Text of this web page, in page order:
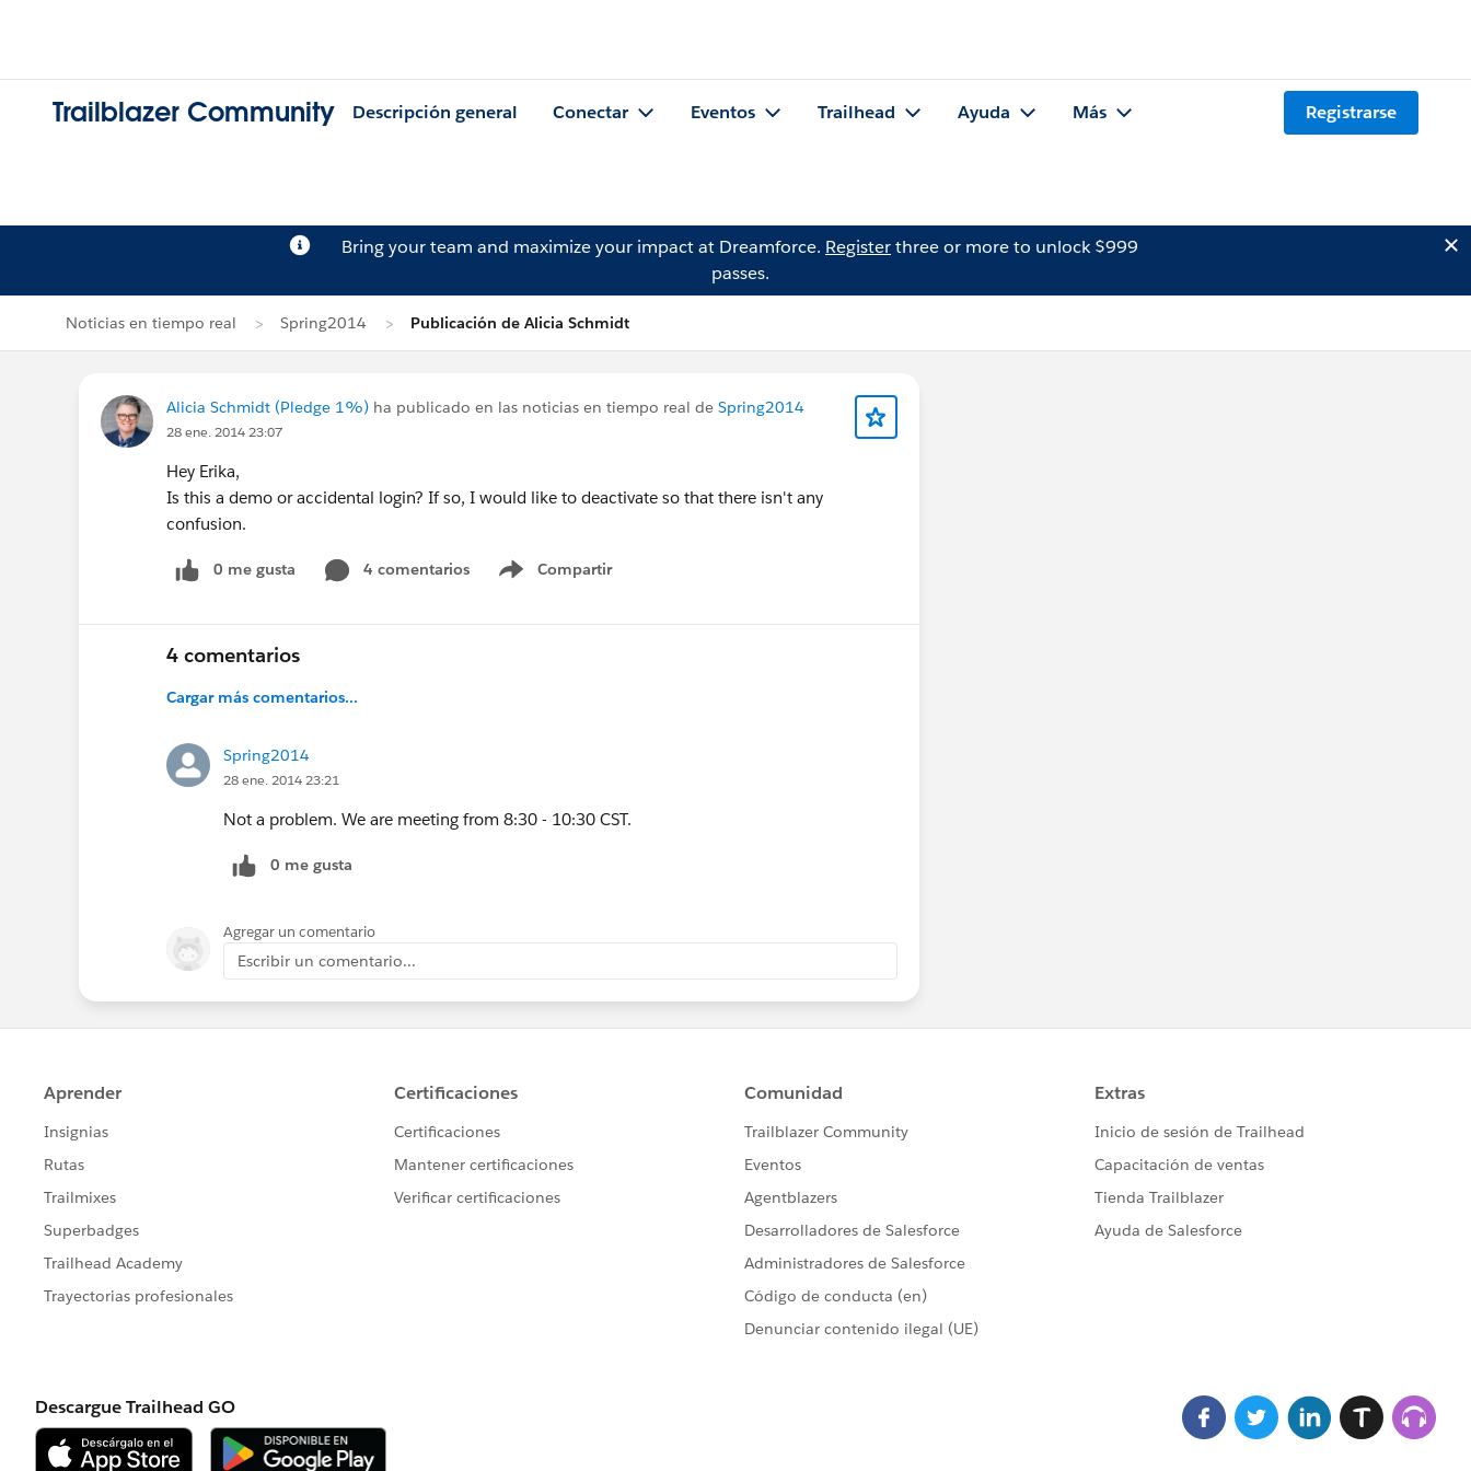
Trailblazer Community Descripción general Conectar Eventos Trailhead Ayuda Más Registrarse
Bring your team and maximize your impact at Dreamforce. Registerthree or more to unlock $999
passes.
Noticias en tiempo real Spring2014 Publicación de Alicia Schmidt
Alicia Schmidt (Pledge 1%) ha publicado en las noticias en tiempo real de Spring2014
28 ene. 2014 23:07
Hey Erika,
Is this a demo or accidental login? If so, I would like to deactivate so that there isn't any
confusion.
0 me gusta 4 comentarios Compartir
Show menu
4 comentarios
Cargar más comentarios...
Spring2014
28 ene. 2014 23:21
Not a problem. We are meeting from 8:30 - 10:30 CST.
0 me gusta
Agregar un comentario
Escribir un comentario...